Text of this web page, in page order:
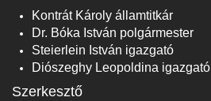
Kontrát Károly államtitkár
Dr. Bóka István polgármester
Steierlein István igazgató
Diószeghy Leopoldina igazgató
Szerkesztő